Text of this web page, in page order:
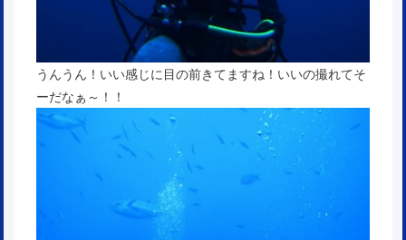
うんうん！いい感じに目の前きてますね！いいの撮れてそ
ーだなぁ～！！